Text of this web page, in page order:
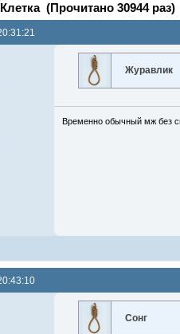
(Прочитано 30944 раз)
Журавлик
Временно обычный мж без
Сонг